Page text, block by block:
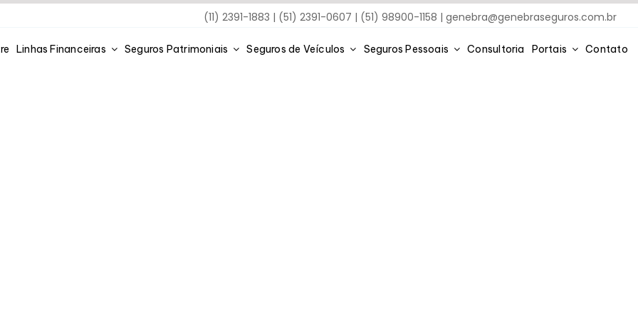
(11) 2391-1883 | (51) 2391-0607 | (51) 98900-1158 |genebra@genebraseguros.com.br
Linhas Financeiras Seguros Patrimoniais Seguros de Veículos Seguros Pessoais Consultoria Portais Contato